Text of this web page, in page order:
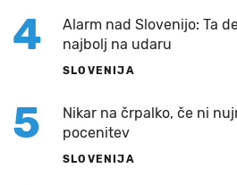
4
Alarm nad Slovenijo: Ta
najbolj na udaru
SLOVENIJA
5
Nikar na črpalko, če ni
pocenitev
SLOVENIJA